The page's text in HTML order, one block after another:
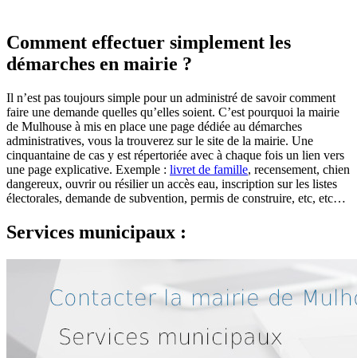
Comment effectuer simplement les
démarches en mairie ?
Il n’est pas toujours simple pour un administré de savoir comment
faire une demande quelles qu’elles soient. C’est pourquoi la mairie
de Mulhouse à mis en place une page dédiée au démarches
administratives, vous la trouverez sur le site de la mairie. Une
cinquantaine de cas y est répertoriée avec à chaque fois un lien vers
une page explicative. Exemple : livret de famille, recensement, chien
dangereux, ouvrir ou résilier un accès eau, inscription sur les listes
électorales, demande de subvention, permis de construire, etc, etc…
Services municipaux :